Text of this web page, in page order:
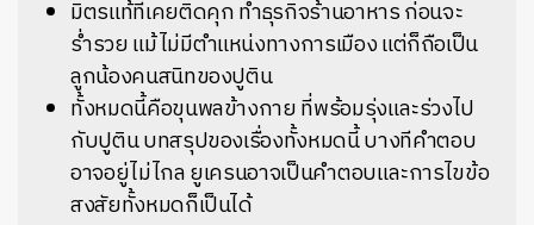
มิตรแท้ที่เคยติดคุก ทำธุรกิจร้านอาหาร ก่อนจะ
ร่ำรวย แม้ไม่มีตำแหน่งทางการเมือง แต่ก็ถือเป็น
ลูกน้องคนสนิทของปูติน
ทั้งหมดนี้คือขุนพลข้างกาย ที่พร้อมรุ่งและร่วงไป
กับปูติน บทสรุปของเรื่องทั้งหมดนี้ บางทีคำตอบ
อาจอยู่ไม่ไกล ยูเครนอาจเป็นคำตอบและการไขข้อ
สงสัยทั้งหมดก็เป็นได้